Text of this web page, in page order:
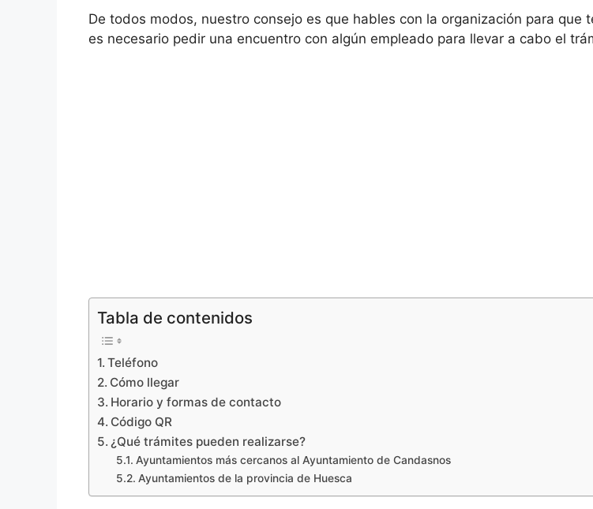
De todos modos, nuestro consejo es que hables con la organización para
es necesario pedir una encuentro con algún empleado para llevar a cabo el
Tabla de contenidos
Teléfono
Cómo llegar
Horario y formas de contacto
Código QR
¿Qué trámites pueden realizarse?
Ayuntamientos más cercanos al Ayuntamiento de Candasnos
Ayuntamientos de la provincia de Huesca